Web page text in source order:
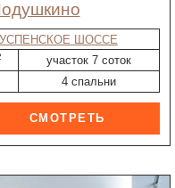
ШОССЕ
участок 7 соток
4 спальни